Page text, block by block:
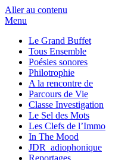
Aller au contenu
Menu
Le Grand Buffet
Tous Ensemble
Poésies sonores
Philotrophie
A la rencontre de
Parcours de Vie
Classe Investigation
Le Sel des Mots
Les Clefs de l’Immo
In The Mood
JDR_adiophonique
Reportages